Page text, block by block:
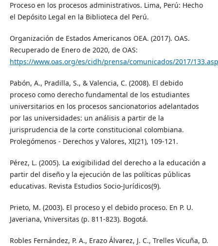
Proceso en los procesos administrativos. Lima, Perú: Hecho
el Depósito Legal en la Biblioteca del Perú.
Organización de Estados Americanos OEA. (2017). OAS.
Recuperado de Enero de 2020, de OAS:
https://www.oas.org/es/cidh/prensa/comunicados/2017/133.asp
Pabón, A., Pradilla, S., & Valencia, C. (2008). El debido
proceso como derecho fundamental de los estudiantes
universitarios en los procesos sancionatorios adelantados
por las universidades: un análisis a partir de la
jurisprudencia de la corte constitucional colombiana.
Prolegómenos - Derechos y Valores, XI(21), 109-121.
Pérez, L. (2005). La exigibilidad del derecho a la educación a
partir del diseño y la ejecución de las políticas públicas
educativas. Revista Estudios Socio-Jurídicos(9).
Prieto, M. (2003). El proceso y el debido proceso. En P. U.
Javeriana, Vniversitas (p. 811-823). Bogotá.
Robles Fernández, P. A., Erazo Álvarez, J. C., Trelles Vicuña, D.